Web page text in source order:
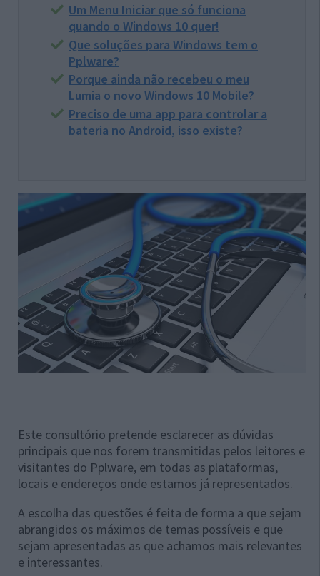
Um Menu Iniciar que só funciona
quando o Windows 10 quer!
Que soluções para Windows tem o
Pplware?
Porque ainda não recebeu o meu
Lumia o novo Windows 10 Mobile?
Preciso de uma app para controlar a
bateria no Android, isso existe?
Este consultório pretende esclarecer as dúvidas
principais que nos forem transmitidas pelos leitores e
visitantes do Pplware, em todas as plataformas,
locais e endereços onde estamos já representados.
A escolha das questões é feita de forma a que sejam
abrangidos os máximos de temas possíveis e que
sejam apresentadas as que achamos mais relevantes
e interessantes.